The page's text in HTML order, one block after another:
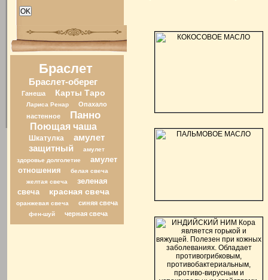
Браслет
Браслет-оберег
Ганеша Карты Таро
Лариса Ренар
Опахало
настенное
Панно
Поющая чаша
Шкатулка
амулет
защитный
амулет
здоровье долголетие
амулет
отношения
белая свеча
желтая свеча
зеленая
свеча
красная свеча
оранжевая свеча синяя свеча
фен-шуй черная свеча